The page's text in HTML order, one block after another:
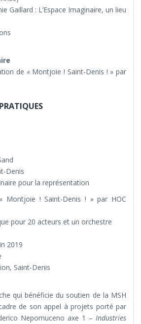
Gaillard : L’Espace Imaginaire, un lieu
de « Montjoie ! Saint-Denis ! » par
Denis
pour la représentation
Montjoie ! Saint-Denis ! » par HOC
pour 20 acteurs et un orchestre
2019
Saint-Denis
qui bénéficie du soutien de la MSH
de son appel à projets porté par
Nepomuceno axe 1 – Industries